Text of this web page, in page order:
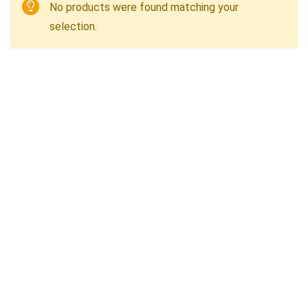
No products were found matching your
selection.